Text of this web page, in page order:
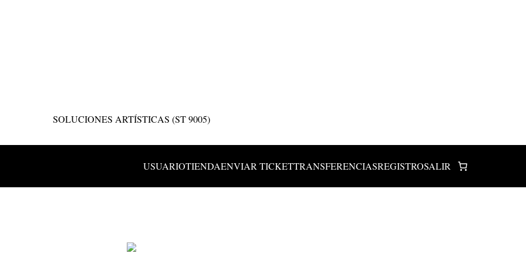
SOLUCIONES ARTÍSTICAS (ST 9005)
USUARIOTIENDAENVIAR TICKETTRANSFERENCIASREGISTROSALIR